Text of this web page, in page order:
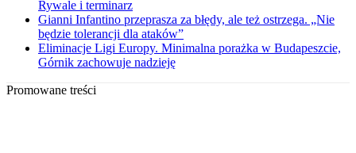
Rywale i terminarz
Gianni Infantino przeprasza za błędy, ale też ostrzega. „Nie
będzie tolerancji dla ataków”
Eliminacje Ligi Europy. Minimalna porażka w Budapeszcie,
Górnik zachowuje nadzieję
Promowane treści